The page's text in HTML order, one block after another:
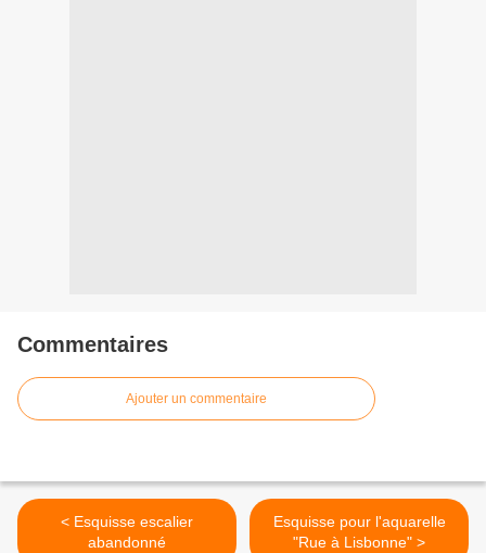
Commentaires
Ajouter un commentaire
< Esquisse escalier
abandonné
Esquisse pour l'aquarelle
"Rue à Lisbonne" >